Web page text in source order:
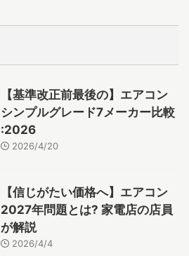
【基準改正前最後の】エアコン
シンプルグレード7メーカー比較
:2026
2026/4/20
【信じがたい価格へ】エアコン
2027年問題とは? 家電店の店員
が解説
2026/4/4